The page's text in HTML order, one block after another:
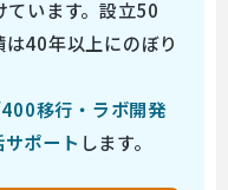
います。設立50
40年以上にのぼり
移行・ラボ開発
ポート します。